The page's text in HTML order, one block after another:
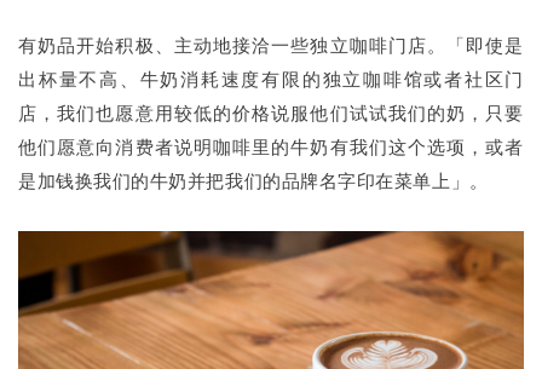
有奶品开始积极、主动地接洽一些独立咖啡门店。「即使是
出杯量不高、牛奶消耗速度有限的独立咖啡馆或者社区门
店，我们也愿意用较低的价格说服他们试试我们的奶，只要
他们愿意向消费者说明咖啡里的牛奶有我们这个选项，或者
是加钱换我们的牛奶并把我们的品牌名字印在菜单上」。